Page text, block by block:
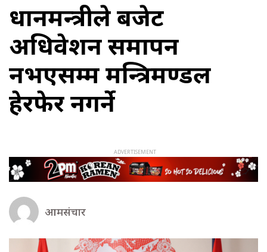
प्रधानमन्त्रीले बजेट
अधिवेशन समापन
नभएसम्म मन्त्रिमण्डल
हेरफेर नगर्ने
आमसंचार